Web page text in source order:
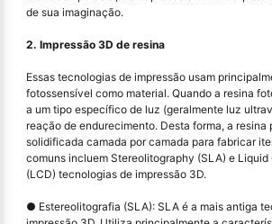
de sua imaginação.
2. Impressão 3D de resina
Essas tecnologias de impressão usam
fotossensível como material. Quando a resina
a um tipo específico de luz (geralmente luz
reação de endurecimento. Desta forma, a resina
solidificada camada por camada para fabricar
comuns incluem Stereolitography (SLA) e Liquid
(LCD) tecnologias de impressão 3D.
● Estereolitografia (SLA): SLA é a mais antiga